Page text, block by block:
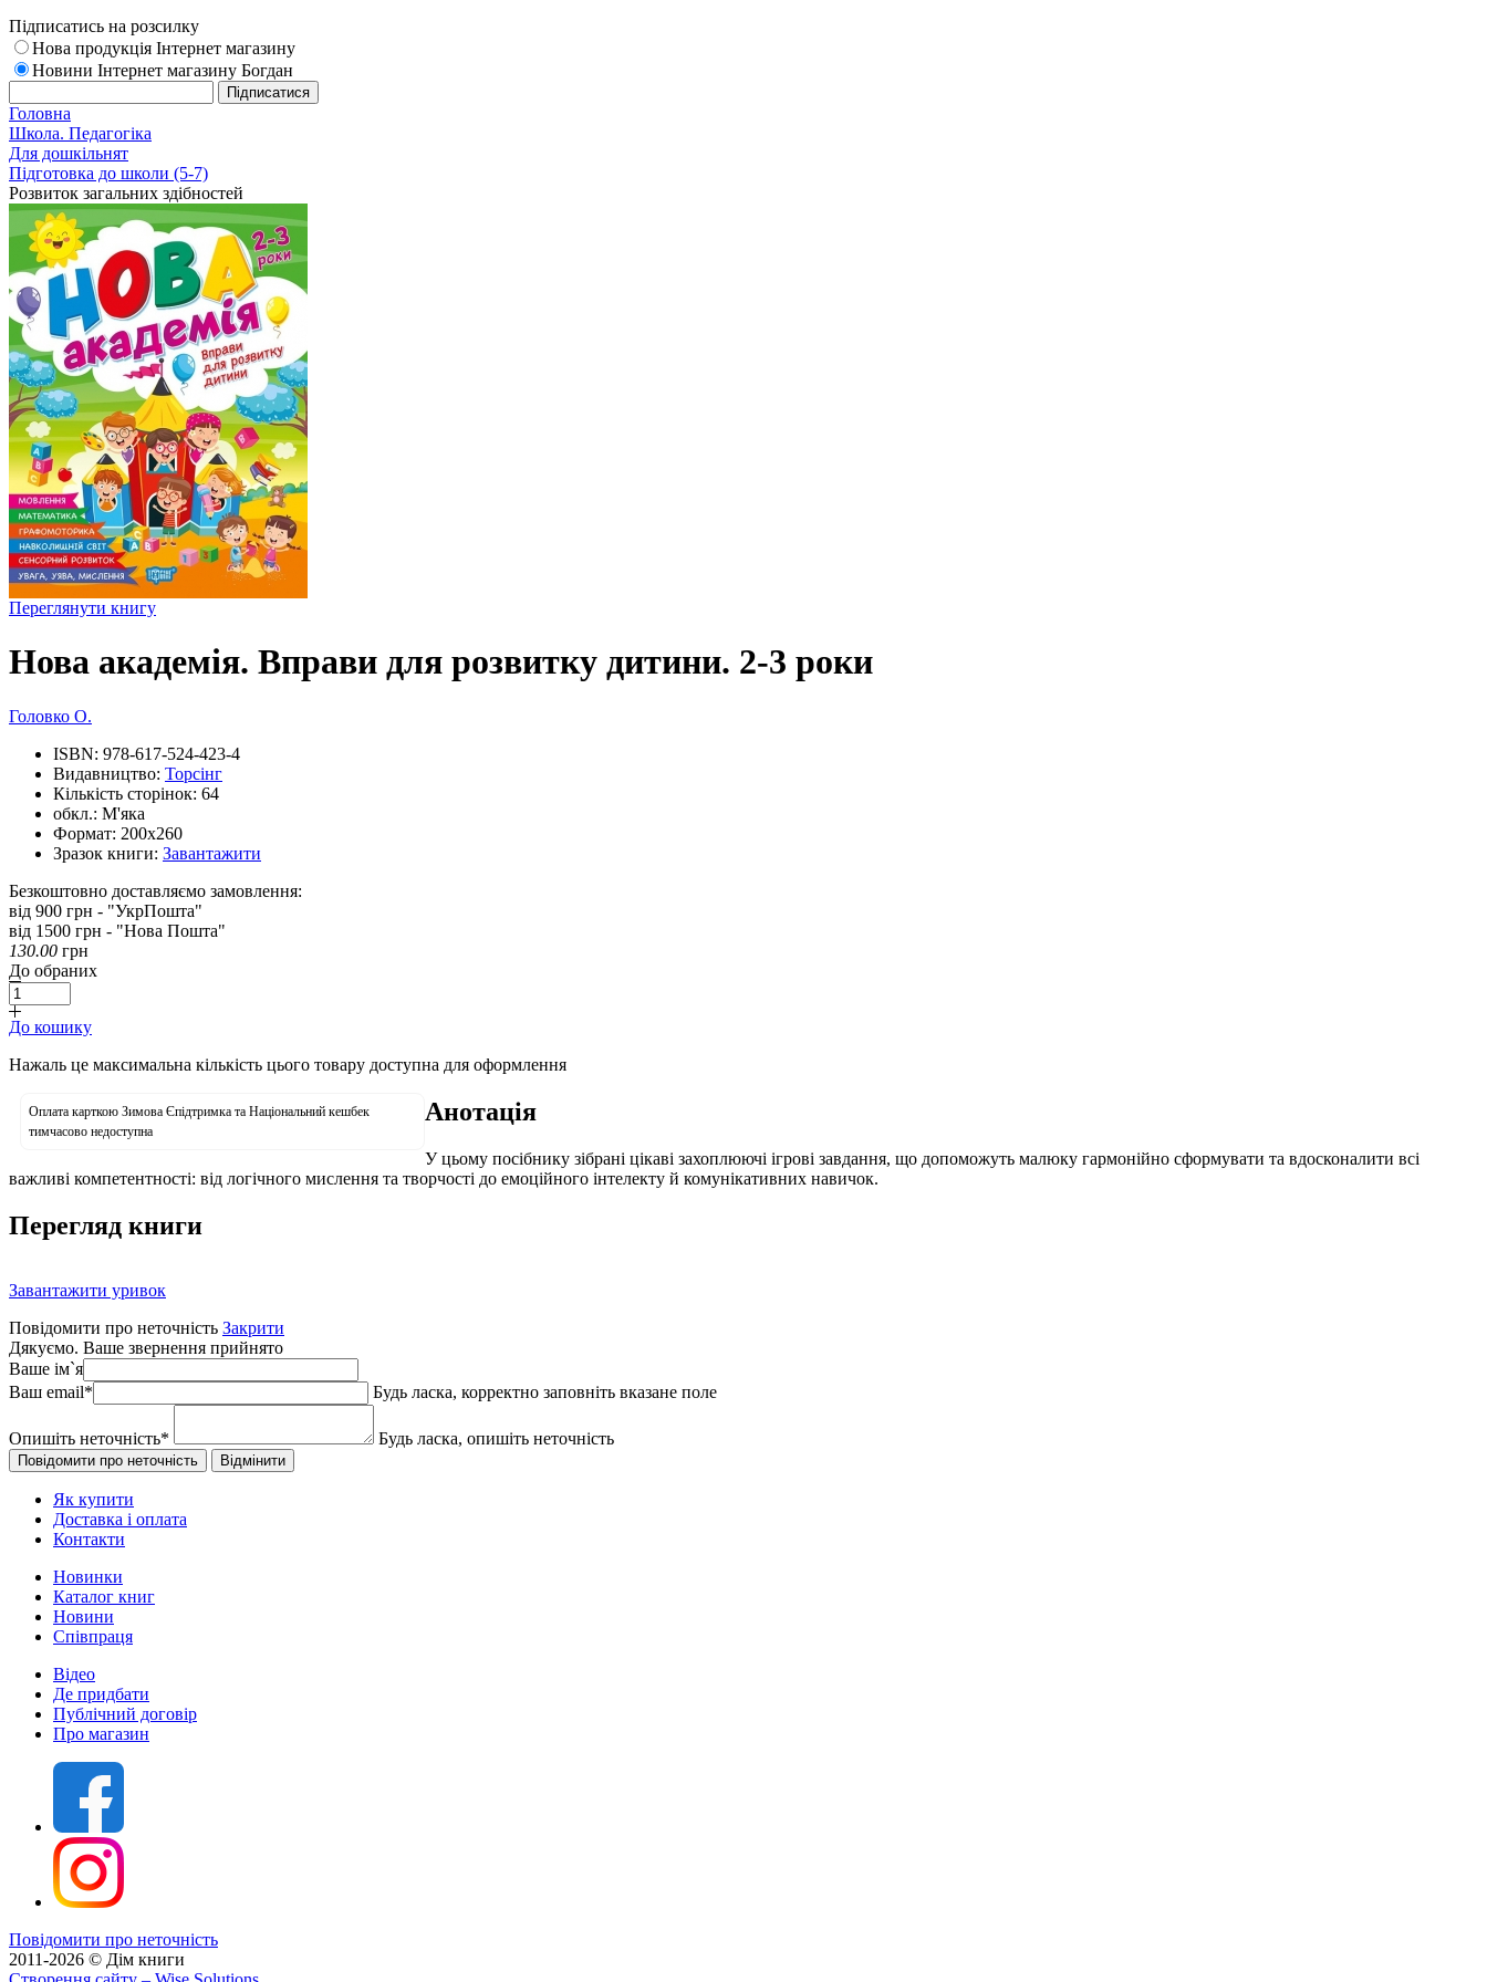
Підписатись на розсилку
Нова продукція Інтернет магазину
Новини Інтернет магазину Богдан
Головна
Школа. Педагогіка
Для дошкільнят
Підготовка до школи (5-7)
Розвиток загальних здібностей
Переглянути книгу
Нова академія. Вправи для розвитку дитини. 2-3 роки
Головко О.
ISBN: 978-617-524-423-4
Видавництво: Торсінг
Кількість сторінок: 64
обкл.: М'яка
Формат: 200х260
Зразок книги: Завантажити
Безкоштовно доставляємо замовлення:
від 900 грн - "УкрПошта"
від 1500 грн - "Нова Пошта"
130.00 грн
До обраних
До кошику
Нажаль це максимальна кількість цього товару доступна для оформлення
Оплата карткою Зимова Єпідтримка та Національний кешбек
тимчасово недоступна
Анотація
У цьому посібнику зібрані цікаві захоплюючі ігрові завдання, що допоможуть малюку гармонійно сформувати та вдосконалити всі
важливі компетентності: від логічного мислення та творчості до емоційного інтелекту й комунікативних навичок.
Перегляд книги
Завантажити уривок
Повідомити про неточність Закрити
Дякуємо. Ваше звернення прийнято
Ваше ім`я
Ваш email* Будь ласка, корректно заповніть вказане поле
Опишіть неточність* Будь ласка, опишіть неточність
Як купити
Доставка і оплата
Контакти
Новинки
Каталог книг
Новини
Співпраця
Відео
Де придбати
Публічний договір
Про магазин
Повідомити про неточність
2011-2026 © Дім книги